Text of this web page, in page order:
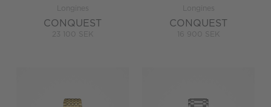
Longines
CONQUEST
23 100 SEK
Longines
CONQUEST
16 900 SEK